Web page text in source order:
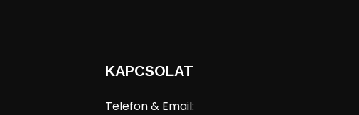
KAPCSOLAT
Telefon & Email: